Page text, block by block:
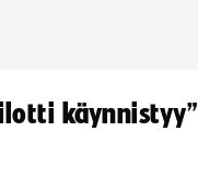
käynnistyy”